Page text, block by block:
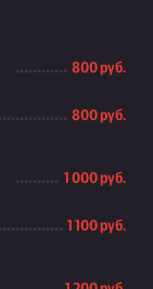
800 руб.
800 руб.
1 000 руб.
1 100 руб.